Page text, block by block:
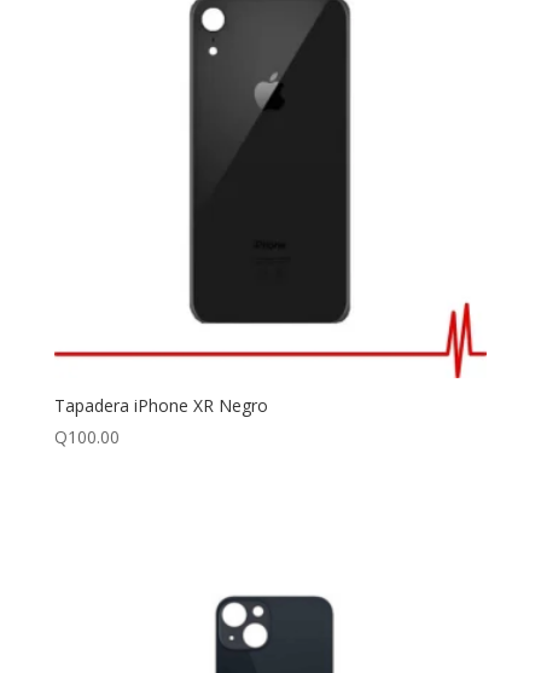
Tapadera iPhone XR Negro
Q100.00